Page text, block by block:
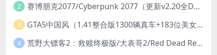
2 赛博朋克2077/Cyberpunk 2077（更新v2.20全DLC）
3 GTA5中国风（1.41整合版1300辆真车+183位美女与英雄+200%存档）
4 荒野大镖客2：救赎终极版/大表哥2/Red Dead Redemption 2: Ultimate Edition（更新v1491.50终极版）